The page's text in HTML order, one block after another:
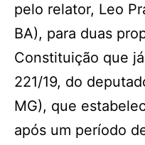
pelo relator, Leo
BA), para duas
Constituição que
221/19, do
MG), que
após um período